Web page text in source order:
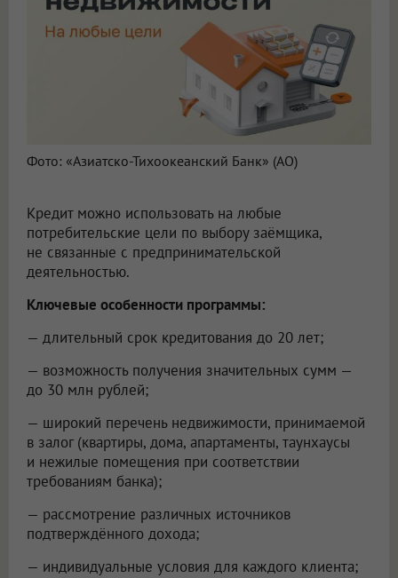
Фото: «Азиатско-Тихоокеанский Банк» (АО)
Кредит можно использовать на любые
потребительские цели по выбору заёмщика,
не связанные с предпринимательской
деятельностью.
Ключевые особенности программы:
— длительный срок кредитования до 20 лет;
— возможность получения значительных сумм —
до 30 млн рублей;
— широкий перечень недвижимости, принимаемой
в залог (квартиры, дома, апартаменты, таунхаусы
и нежилые помещения при соответствии
требованиям банка);
— рассмотрение различных источников
подтверждённого дохода;
— индивидуальные условия для каждого клиента;